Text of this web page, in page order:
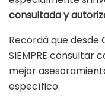
consultada y
Recordá que
SIEMPRE consultar
mejor
específico.